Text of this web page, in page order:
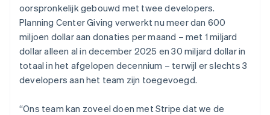
oorspronkelijk gebouwd met twee developers.
Planning Center Giving verwerkt nu meer dan 600
miljoen dollar aan donaties per maand – met 1 miljard
dollar alleen al in december 2025 en 30 miljard dollar in
totaal in het afgelopen decennium – terwijl er slechts 3
developers aan het team zijn toegevoegd.
“Ons team kan zoveel doen met Stripe dat we de